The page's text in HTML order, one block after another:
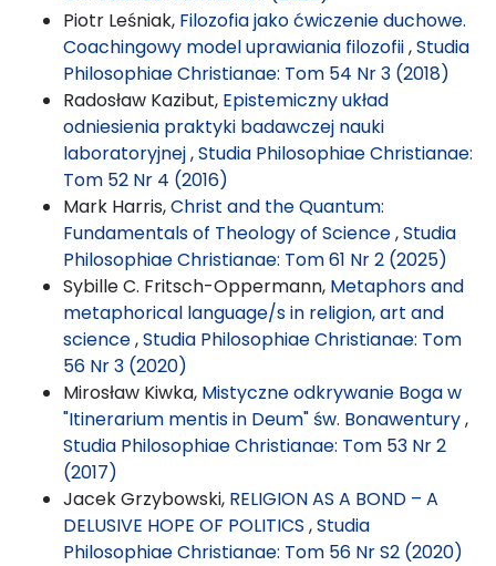
Piotr Leśniak, Filozofia jako ćwiczenie duchowe.
Coachingowy model uprawiania filozofii,Studia
Philosophiae Christianae: Tom 54 Nr 3 (2018)
Radosław Kazibut, Epistemiczny układ
odniesienia praktyki badawczej nauki
laboratoryjnej,Studia Philosophiae Christianae:
Tom 52 Nr 4 (2016)
Mark Harris,Christ and the Quantum:
Fundamentals of Theology of Science,Studia
Philosophiae Christianae: Tom 61 Nr 2 (2025)
Sybille C. Fritsch-Oppermann, Metaphors and
metaphorical language/s in religion, art and
science,Studia Philosophiae Christianae: Tom
56 Nr 3 (2020)
Mirosław Kiwka, Mistyczne odkrywanie Boga w
"Itinerarium mentis in Deum" św. Bonawentury,
Studia Philosophiae Christianae: Tom 53 Nr 2
(2017)
Jacek Grzybowski, RELIGION AS A BOND – A
DELUSIVE HOPE OF POLITICS ,Studia
Philosophiae Christianae: Tom 56 Nr S2 (2020)